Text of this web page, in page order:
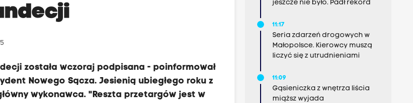
została wczoraj podpisana - poinformował
Nowego Sącza. Jesienią ubiegłego roku z
wykonawca. "Reszta przetargów jest w
jeszcze nie było. Padł rekord
11:17
Seria zdarzeń drogowych w
Małopolsce. Kierowcy muszą
liczyć się z utrudnieniami
11:09
Gąsieniczka z wnętrza liścia
miąższ wyjada